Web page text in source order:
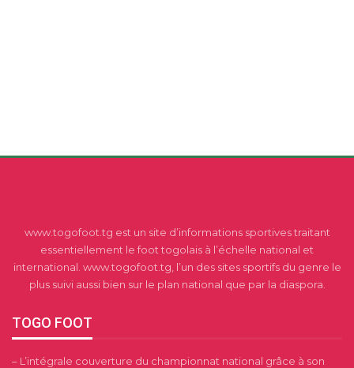
www.togofoot.tg est un site d’informations sportives traitant
essentiellement le foot togolais à l’échelle national et
international. www.togofoot.tg, l’un des sites sportifs du genre le
plus suivi aussi bien sur le plan national que par la diaspora.
TOGO FOOT
– L’intégrale couverture du championnat national grâce à son